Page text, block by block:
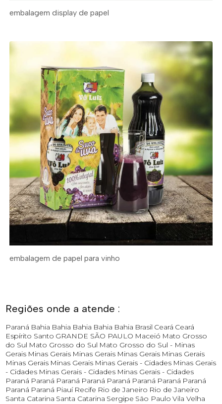
embalagem display de papel
embalagem de papel para vinho
Regiões onde a atende :
Paraná Bahia Bahia Bahia Bahia Bahia Brasil Ceará Ceará
Espírito Santo GRANDE SÃO PAULO Maceió Mato Grosso
do Sul Mato Grosso do Sul Mato Grosso do Sul - Minas
Gerais Minas Gerais Minas Gerais Minas Gerais Minas Gerais
Minas Gerais Minas Gerais Minas Gerais - Cidades Minas Gerais
- Cidades Minas Gerais - Cidades Minas Gerais - Cidades
Paraná Paraná Paraná Paraná Paraná Paraná Paraná Paraná
Paraná Paraná Piauí Recife Rio de Janeiro Rio de Janeiro
Santa Catarina Santa Catarina Sergipe São Paulo Vila Velha